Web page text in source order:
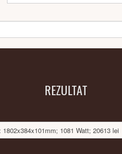
REZULTAT
1081 Watt; 20613 lei